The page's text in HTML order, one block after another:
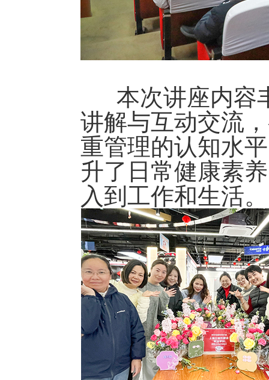
本次讲座内容
讲解与互动交流
重管理的认知水
升了日常健康素
入到工作和生活。